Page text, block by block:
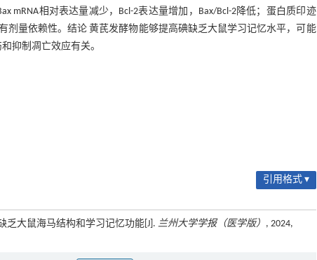
mRNA相对表达量减少，Bcl-2表达量增加，Bax/Bcl-2降低；蛋白质印迹
剂量依赖性。结论 黄芪发酵物能够提高碘缺乏大鼠学习记忆水平，可能
抑制凋亡效应有关。
引用格式 ▾
乏大鼠海马结构和学习记忆功能[J]. 兰州大学学报（医学版） , 2024,